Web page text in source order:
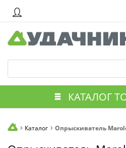
КАТАЛОГ
Каталог Опрыскиватель